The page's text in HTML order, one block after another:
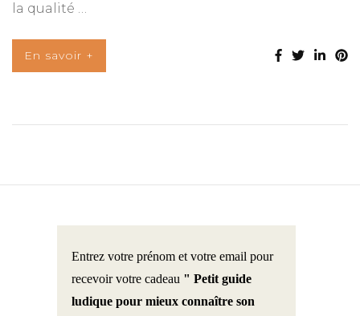
la qualité …
En savoir +
Entrez votre prénom et votre email pour
recevoir votre cadeau " Petit guide
ludique pour mieux connaître son